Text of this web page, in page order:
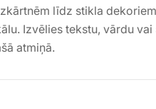
līdz stikla
Izvēlies tekstu, vārdu
atmiņā.